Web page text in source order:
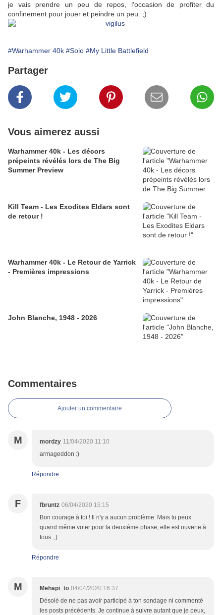
je vais prendre un peu de repos, l'occasion de profiter du
confinement pour jouer et peindre un peu. ;)
#Warhammer 40k #Solo #My Little Battlefield
Partager
Vous aimerez aussi
Warhammer 40k - Les décors
prépeints révélés lors de The Big
Summer Preview
Kill Team - Les Exodites Eldars sont
de retour !
Warhammer 40k - Le Retour de Yarrick
- Premières impressions
John Blanche, 1948 - 2026
Commentaires
Ajouter un commentaire
M mordzy 11/04/2020 11:10
armageddon :)
Répondre
F fbruntz 06/04/2020 15:15
Bon courage à toi ! Il n'y a aucun problème. Mais tu peux
quand même voter pour la deuxième phase, elle est ouverte à
tous. ;)
Répondre
M Mehapi_to 04/04/2020 16:37
Désolé de ne pas avoir participé à ton sondage ni commenté
les posts précédents. Je continue à suivre autant que je peux,